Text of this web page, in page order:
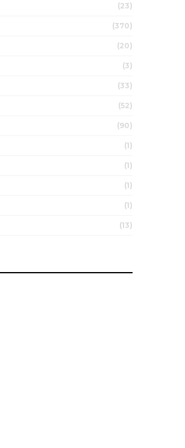
(23)
(370)
(20)
(3)
(33)
(52)
(90)
(1)
(1)
(1)
(1)
(13)